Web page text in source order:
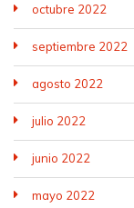
octubre 2022
septiembre 2022
agosto 2022
julio 2022
junio 2022
mayo 2022